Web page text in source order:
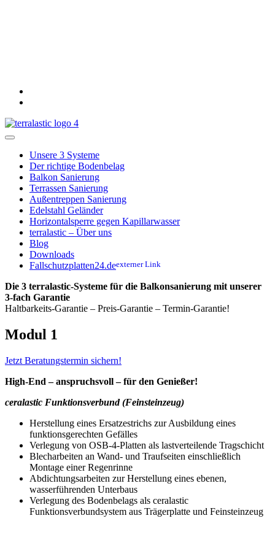
Unsere 3 Systeme
Der richtige Bodenbelag
Balkon Sanierung
Terrassen Sanierung
Außentreppen Sanierung
Edelstahl Geländer
Horizontalsperre gegen Kapillarwasser
terralastic – Über uns
Blog
Downloads
Fallschutzplatten24.de
Die 3 terralastic-Systeme für die Balkonsanierung mit unserer
3-fach Garantie
Haltbarkeits-Garantie – Preis-Garantie – Termin-Garantie!
Modul 1
Jetzt Beratungstermin sichern!
High-End – anspruchsvoll – für den Genießer!
ceralastic Funktionsverbund (Feinsteinzeug)
Herstellung eines Ersatzestrichs zur Ausbildung eines
funktionsgerechten Gefälles
Verlegung von OSB-4-Platten als lastverteilende Tragschicht
Blecharbeiten an Wand- und Traufseiten einschließlich
Montage einer Regenrinne
Abdichtungsarbeiten zur Herstellung eines ebenen,
wasserführenden Unterbaus
Verlegung des Bodenbelags als ceralastic
Funktionsverbundsystem aus Trägerplatte und Feinsteinzeug